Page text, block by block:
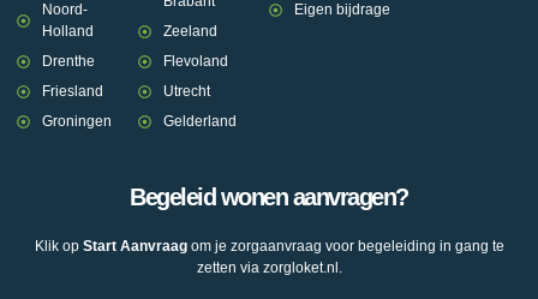
Noord-
Holland
Drenthe
Friesland
Groningen
Zeeland
Flevoland
Utrecht
Gelderland
Eigen bijdrage
Begeleid wonen aanvragen?
Klik op Start Aanvraagom je zorgaanvraag voor begeleiding in gang te
zetten via zorgloket.nl.